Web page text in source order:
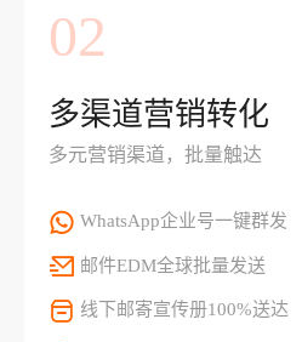
02
多渠道营销转化
多元营销渠道，批量触达
WhatsApp企业号一键群发
邮件EDM全球批量发送
线下邮寄宣传册100%送达